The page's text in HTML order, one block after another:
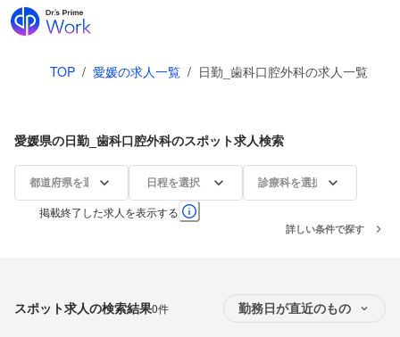
TOP / 愛媛の求人一覧 / 日勤_歯科口腔外科の求人一覧
愛媛県の日勤_歯科口腔外科のスポット求人検索
都道府県を選択 日程を選択 診療科を選択
掲載終了した求人を表示する
詳しい条件で探す
スポット求人の検索結果0件 勤務日が直近のもの